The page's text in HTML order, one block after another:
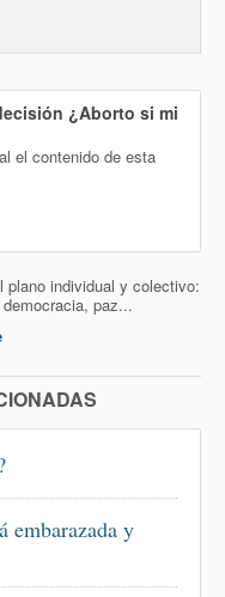
¿Aborto si mi
el contenido de esta
plano individual y colectivo:
paz...
embarazada y